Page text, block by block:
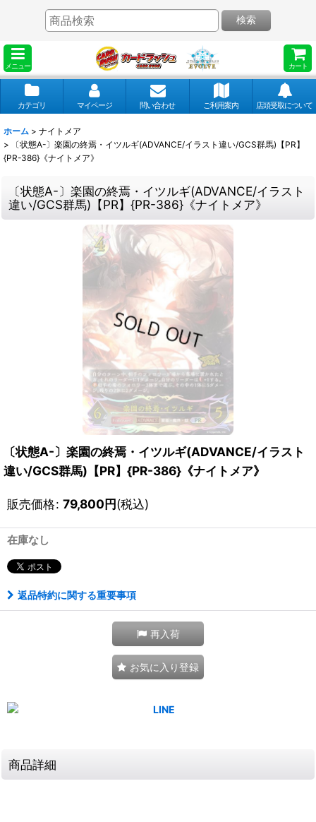
メニュー カート
検索
カテゴリ マイページ 問い合わせ ご利用案内 店頭受取について
ホーム > ナイトメア
>
〔状態A-〕楽園の終焉・イツルギ(ADVANCE/イラスト違い/GCS群馬)【PR】
{PR-386}《ナイトメア》
〔状態A-〕楽園の終焉・イツルギ(ADVANCE/イラスト
違い/GCS群馬)【PR】{PR-386}《ナイトメア》
〔状態A-〕楽園の終焉・イツルギ(ADVANCE/イラスト
違い/GCS群馬)【PR】{PR-386}《ナイトメア》
販売価格: 79,800円(税込)
在庫なし
返品特約に関する重要事項
再入荷
お気に入り登録
商品詳細